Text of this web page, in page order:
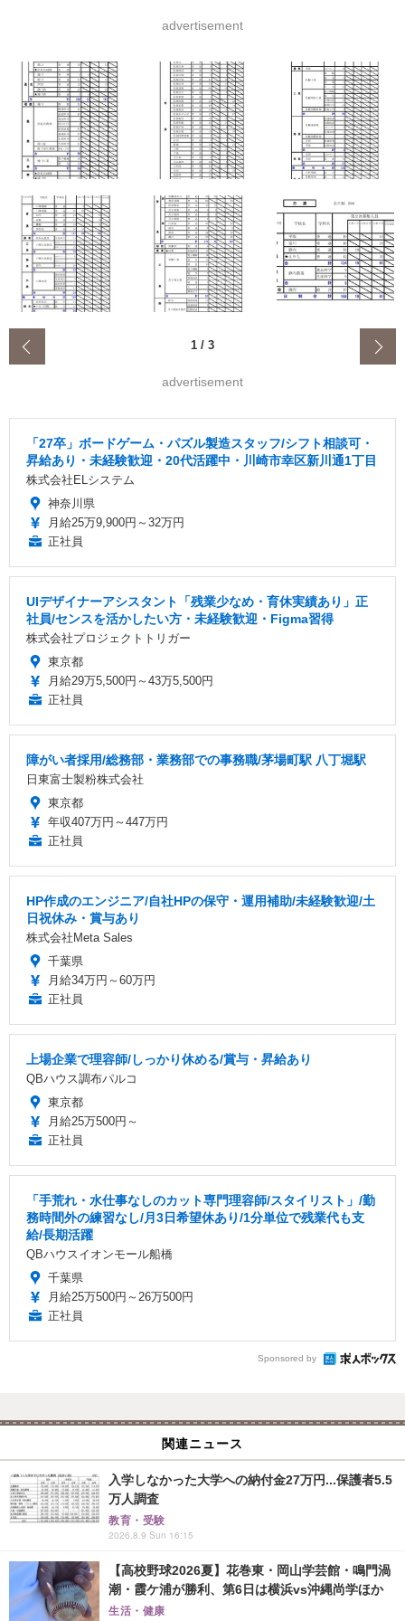
advertisement
1 / 3
advertisement
「27卒」ボードゲーム・パズル製造スタッフ/シフト相談可・
昇給あり・未経験歓迎・20代活躍中・川崎市幸区新川通1丁目
株式会社ELシステム
神奈川県
月給25万9,900円～32万円
正社員
UIデザイナーアシスタント「残業少なめ・育休実績あり」正
社員/センスを活かしたい方・未経験歓迎・Figma習得
株式会社プロジェクトトリガー
東京都
月給29万5,500円～43万5,500円
正社員
障がい者採用/総務部・業務部での事務職/茅場町駅 八丁堀駅
日東富士製粉株式会社
東京都
年収407万円～447万円
正社員
HP作成のエンジニア/自社HPの保守・運用補助/未経験歓迎/土
日祝休み・賞与あり
株式会社Meta Sales
千葉県
月給34万円～60万円
正社員
上場企業で理容師/しっかり休める/賞与・昇給あり
QBハウス調布パルコ
東京都
月給25万500円～
正社員
「手荒れ・水仕事なしのカット専門理容師/スタイリスト」/勤
務時間外の練習なし/月3日希望休あり/1分単位で残業代も支
給/長期活躍
QBハウスイオンモール船橋
千葉県
月給25万500円～26万500円
正社員
Sponsored by
関連ニュース
入学しなかった大学への納付金27万円...保護者5.5
万人調査
教育・受験
2026.8.9 Sun 16:15
【高校野球2026夏】花巻東・岡山学芸館・鳴門渦
潮・霞ケ浦が勝利、第6日は横浜vs沖縄尚学ほか
生活・健康